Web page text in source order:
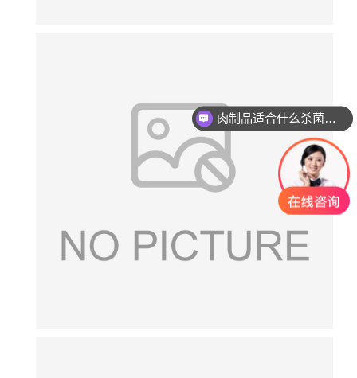
肉制品适合什么杀菌方式?
玻璃瓶燕窝适合什么杀菌方式?